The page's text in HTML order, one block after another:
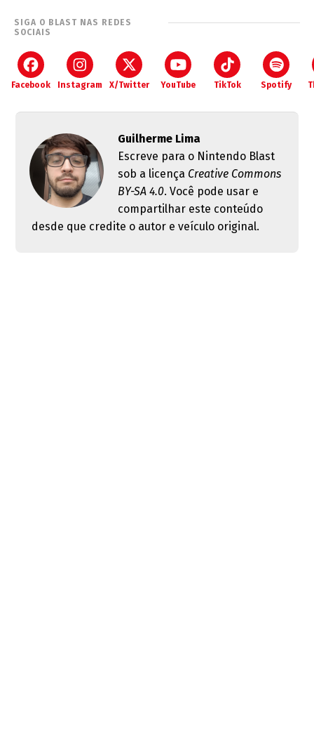
SIGA O BLAST NAS REDES
SOCIAIS
Facebook Instagram X/Twitter YouTube TikTok Spotify
Guilherme Lima
Escreve para o Nintendo Blast
sob a licença Creative Commons
BY-SA 4.0. Você pode usar e
compartilhar este conteúdo
desde que credite o autor e veículo original.